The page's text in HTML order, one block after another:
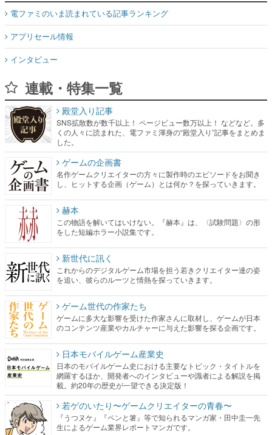
電ファミのいま読まれている記事ランキング
アプリセール情報
インタビュー
連載・特集一覧
殿堂入り記事
SNS拡散数が数千以上！ ページビュー数万以上！ などなど。多
くの人々に読まれた、電ファミ渾身の“殿堂入り”記事をまとめま
した。
ゲームの企画書
名作ゲームクリエイターの方々に製作時のエピソードをお聞き
し、ヒットする企画（ゲーム）とは何か？を探っていきます。
赫本
この物語を解いてはいけない。『赫本』は、〈試験問題〉の形
をした短編ホラー小説集です。
新世代に訊く
これからのデジタルゲーム市場を担う若きクリエイター達の姿
を追い、彼らのルーツと情熱を探っていきます。
ゲーム世代の作家たち
ゲームに多大な影響を受けた作家さんに取材し、ゲームが日本
のコンテンツ産業やカルチャーに与えた影響を探る企画です。
日本モバイルゲーム産業史
日本のモバイルゲーム史における主要なトピック・タイトルを
網羅するほか、開発者へのインタビューや識者による解説を掲
載。約20年の歴史が一望できる決定版！
若ゲのいたり〜ゲームクリエイターの青春〜
『うつヌケ』『ペンと箸』等で知られるマンガ家・田中圭一先
生によるゲーム業界レポートマンガです。